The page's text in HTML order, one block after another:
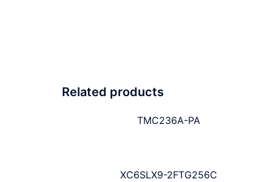
Related products
TMC236A-PA
XC6SLX9-2FTG256C